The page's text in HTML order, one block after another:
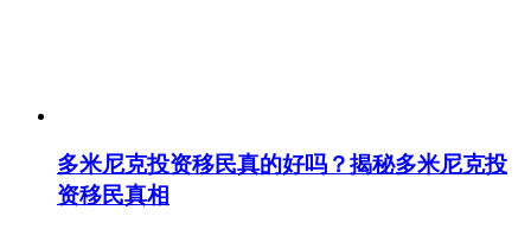
多米尼克投资移民真的好吗？揭秘多米尼克投
资移民真相